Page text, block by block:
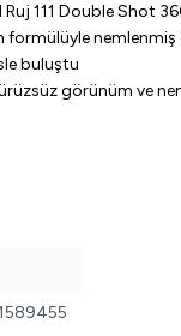
111 Double Shot
formülüyle
buluştu
görünüm ve